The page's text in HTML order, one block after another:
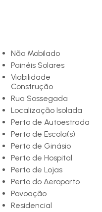
Não Mobilado
Painéis Solares
Viabilidade
Construção
Rua Sossegada
Localização Isolada
Perto de Autoestrada
Perto de Escola(s)
Perto de Ginásio
Perto de Hospital
Perto de Lojas
Perto do Aeroporto
Povoação
Residencial